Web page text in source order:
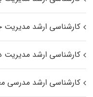
کارشناسی ارشد مدیریت
کارشناسی ارشد مدیریت
کارشناسی ارشد مدرسی